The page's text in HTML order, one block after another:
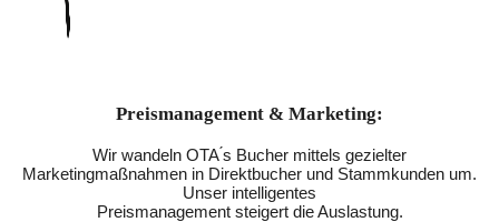
Preismanagement & Marketing:
Wir wandeln OTA ́s Bucher mittels gezielter
Marketingmaßnahmen in Direktbucher und Stammkunden um.
Unser intelligentes
Preismanagement steigert die Auslastung.